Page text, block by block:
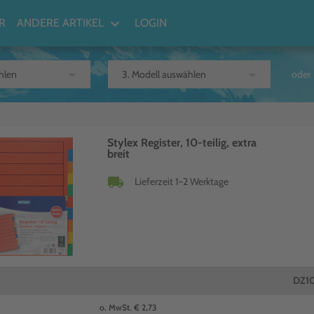
ANDERE ARTIKEL keyboard_arrow_down LOGIN
oder
Stylex Register, 10-teilig, extra
breit
local_shipping Lieferzeit 1-2 Werktage
o. MwSt. € 2,73